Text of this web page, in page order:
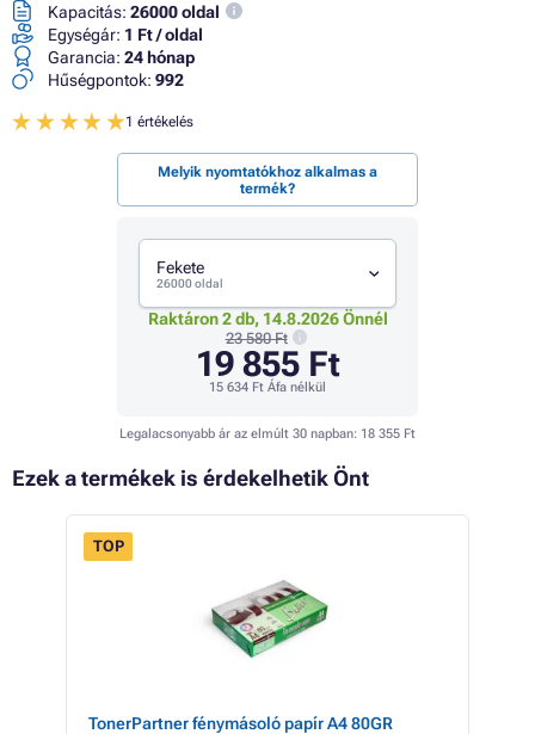
Kapacitás: 26000 oldal
Egységár: 1 Ft / oldal
Garancia: 24 hónap
Hűségpontok: 992
1 értékelés
Melyik nyomtatókhoz alkalmas a
termék?
Fekete
26000 oldal
Raktáron 2 db, 14.8.2026 Önnél
23 580 Ft
19 855 Ft
15 634 Ft Áfa nélkül
Legalacsonyabb ár az elmúlt 30 napban: 18 355 Ft
Ezek a termékek is érdekelhetik Önt
TOP
TonerPartner fénymásoló papír A4 80GR